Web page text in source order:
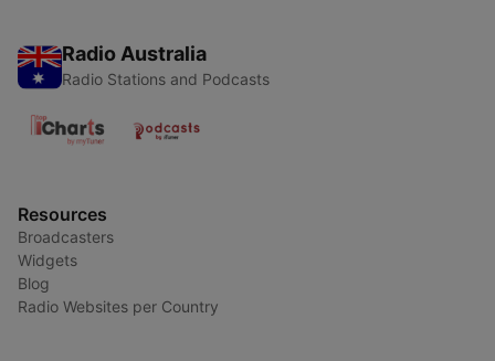
Radio Australia
Radio Stations and Podcasts
Resources
Broadcasters
Widgets
Blog
Radio Websites per Country